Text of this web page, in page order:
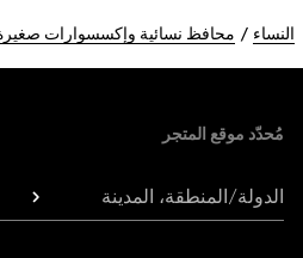
النساء محافظ نسائية وإكسسوارات
مُحدّد موقع المتجر
الدولة/المنطقة، المدينة